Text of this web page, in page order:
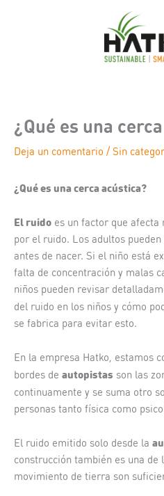
¿Qué es una
Deja un comentario / Sin
¿Qué es una cerca acústica?
El ruido es un factor que afecta
por el ruido. Los adultos
antes de nacer. Si el niño está
falta de concentración y malas
niños pueden revisar
del ruido en los niños y cómo
se fabrica para evitar esto.
En la empresa Hatko, estamos
bordes de autopistas son las
continuamente y se suma otro
personas tanto física como
El ruido emitido solo desde la
construcción también es una
movimiento de tierra son